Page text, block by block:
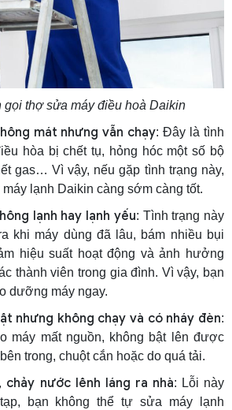
gọi thợ sửa máy điều hoà Daikin
mát nhưng vẫn chạy: Đây là tình
hòa bị chết tụ, hỏng hóc một số bộ
gas… Vì vậy, nếu gặp tình trạng này,
lạnh Daikin càng sớm càng tốt.
lạnh hay lạnh yếu: Tình trạng này
khi máy dùng đã lâu, bám nhiều bụi
hiệu suất hoạt động và ảnh hưởng
thành viên trong gia đình. Vì vậy, bạn
dưỡng máy ngay.
nhưng không chạy và có nháy đèn:
máy mất nguồn, không bật lên được
trong, chuột cắn hoặc do quá tải.
chảy nước lênh láng ra nhà: Lỗi này
bạn không thể tự sửa máy lạnh